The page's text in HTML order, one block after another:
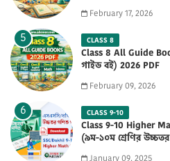
February 17, 2026
CLASS 8
Class 8 All Guide
গাইড বই) 2026 PDF
February 09, 2026
CLASS 9-10
Class 9-10 Higher
(৯ম-১০ম শ্রেণির
January 09, 2025